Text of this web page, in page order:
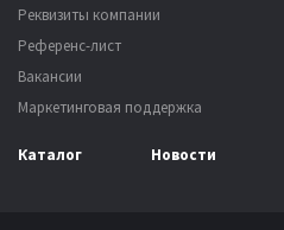
Реквизиты компании
Референс-лист
Вакансии
Маркетинговая поддержка
Каталог Новости